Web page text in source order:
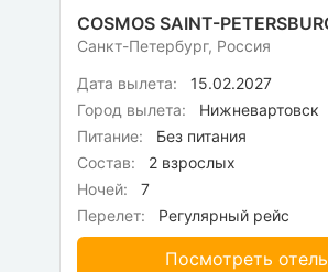
Санкт-Петербург, Россия
Дата вылета:
15.02.2027
Город вылета:
Нижневартовск
Питание:
Без питания
Состав:
2 взрослых
Ночей:
7
Перелет:
Регулярный рейс
Посмотреть отель